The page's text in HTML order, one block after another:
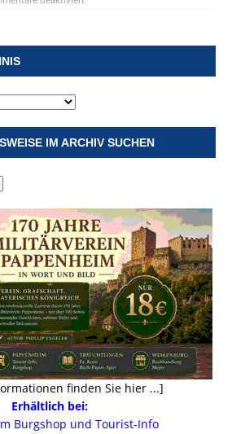
IM ARCHIV SUCHEN
finden Sie hier ...]
Erhältlich bei:
Burgshop und Tourist-Info